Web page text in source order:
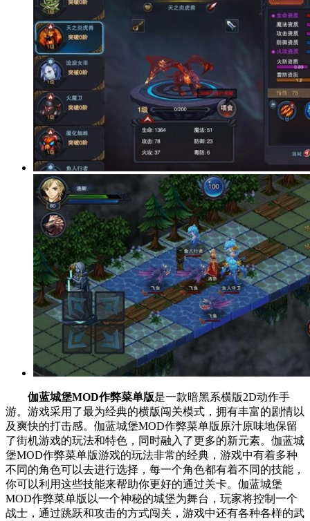
伽蓝城堡MOD作弊菜单版是一款暗黑系横版2D动作手
游。游戏采用了最为经典的横版闯关模式，拥有丰富的剧情以
及爽快的打击感。伽蓝城堡MOD作弊菜单版原汁原味地保留
了街机游戏的玩法和特色，同时融入了更多的新元素。伽蓝城
堡MOD作弊菜单版游戏的玩法非常的经典，游戏中有着多种
不同的角色可以去进行选择，每一个角色都有着不同的技能，
你可以利用这些技能来帮助你更好的通过关卡。伽蓝城堡
MOD作弊菜单版以一个神秘的城堡为舞台，玩家将控制一个
战士，通过跳跃和攻击的方式闯关，游戏中还有各种各样的武